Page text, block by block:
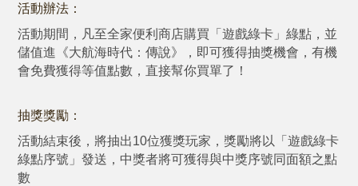
活動辦法：
活動期間，凡至全家便利商店購買「遊戲綠卡」綠點，並
儲值進《大航海時代：傳說》，即可獲得抽獎機會，有機
會免費獲得等值點數，直接幫你買單了！
抽獎獎勵：
活動結束後，將抽出10位獲獎玩家，獎勵將以「遊戲綠卡
綠點序號」發送，中獎者將可獲得與中獎序號同面額之點
數